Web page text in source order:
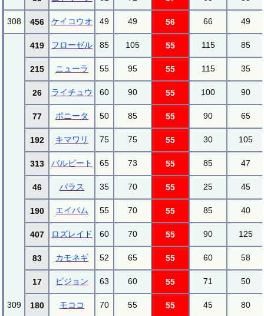
308 456 ケイコウオ 49 49 56 66 49
309
419 フローゼル 85 105 55 115 85
215 ニューラ 55 95 55 115 35
26 ライチュウ 60 90 55 100 90
77 ポニータ 50 85 55 90 65
192 キマワリ 75 75 55 30 105
313 バルビート 65 73 55 85 47
46 パラス 35 70 55 25 45
190 エイパム 55 70 55 85 40
407 ロズレイド 60 70 55 90 125
83 カモネギ 52 65 55 60 58
17 ピジョン 63 60 55 71 50
180 モココ 70 55 55 45 80